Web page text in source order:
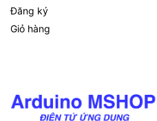
Đăng ký
Giỏ hàng